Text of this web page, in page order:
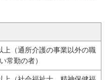
上（通所介護の事業以外の職
常勤の者）